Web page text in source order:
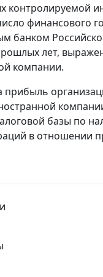
контролируемой
финансового
банком
лет,
компании.
базы по
в отношении